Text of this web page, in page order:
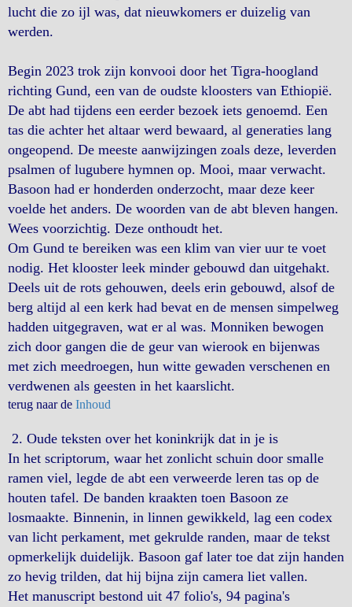
lucht die zo ijl was, dat nieuwkomers er duizelig van
werden.
Begin 2023 trok zijn konvooi door het Tigra-hoogland
richting Gund, een van de oudste kloosters van Ethiopië.
De abt had tijdens een eerder bezoek iets genoemd. Een
tas die achter het altaar werd bewaard, al generaties lang
ongeopend. De meeste aanwijzingen zoals deze, leverden
psalmen of lugubere hymnen op. Mooi, maar verwacht.
Basoon had er honderden onderzocht, maar deze keer
voelde het anders. De woorden van de abt bleven hangen.
Wees voorzichtig. Deze onthoudt het.
Om Gund te bereiken was een klim van vier uur te voet
nodig. Het klooster leek minder gebouwd dan uitgehakt.
Deels uit de rots gehouwen, deels erin gebouwd, alsof de
berg altijd al een kerk had bevat en de mensen simpelweg
hadden uitgegraven, wat er al was. Monniken bewogen
zich door gangen die de geur van wierook en bijenwas
met zich meedroegen, hun witte gewaden verschenen en
verdwenen als geesten in het kaarslicht.
terug naar de Inhoud
2. Oude teksten over het koninkrijk dat in je is
In het scriptorum, waar het zonlicht schuin door smalle
ramen viel, legde de abt een verweerde leren tas op de
houten tafel. De banden kraakten toen Basoon ze
losmaakte. Binnenin, in linnen gewikkeld, lag een codex
van licht perkament, met gekrulde randen, maar de tekst
opmerkelijk duidelijk. Basoon gaf later toe dat zijn handen
zo hevig trilden, dat hij bijna zijn camera liet vallen.
Het manuscript bestond uit 47 folio's, 94 pagina's